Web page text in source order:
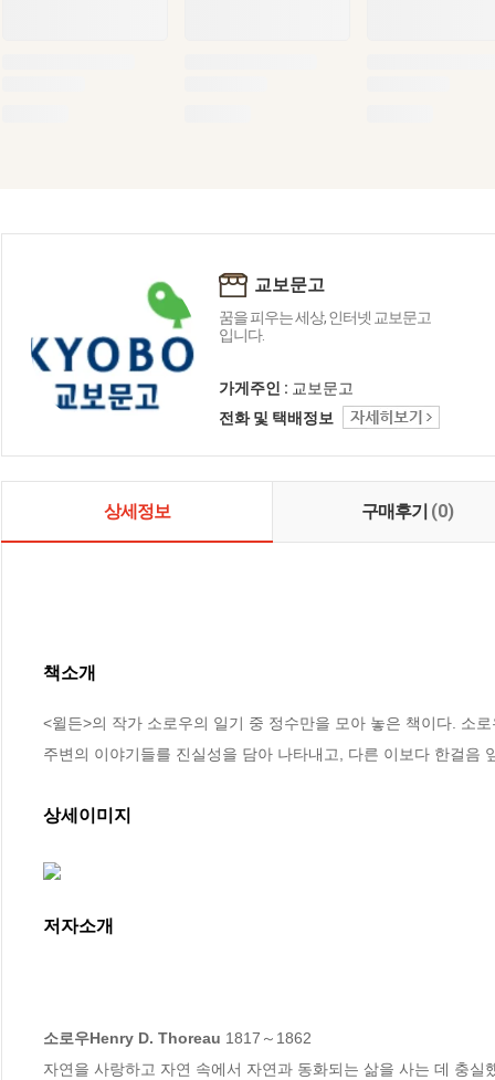
교보문고
꿈을 피우는 세상, 인터넷 교보문고
입니다.
가게주인 : 교보문고
전화 및 택배정보
상세정보 구매후기 (0)
책소개
<윌든>의 작가 소로우의 일기 중 정수만을 모아 놓은 책이다. 소
주변의 이야기들를 진실성을 담아 나타내고, 다른 이보다 한걸음
상세이미지
저자소개
소로우Henry D. Thoreau 1817～1862
자연을 사랑하고 자연 속에서 자연과 동화되는 삶을 사는 데 충실